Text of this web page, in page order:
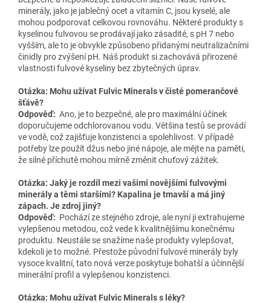
minerály, jako je jablečný ocet a vitamín C, jsou kyselé, ale
mohou podporovat celkovou rovnováhu. Některé produkty s
kyselinou fulvovou se prodávají jako zásadité, s pH 7 nebo
vyšším, ale to je obvykle způsobeno přidanými neutralizačními
činidly pro zvýšení pH. Náš produkt si zachovává přirozené
vlastnosti fulvové kyseliny bez zbytečných úprav.
Otázka: Mohu užívat Fulvic Minerals v čisté pomerančové
šťávě?
Odpověď: Ano, je to bezpečné, ale pro maximální účinek
doporučujeme odchlorovanou vodu. Většina testů se provádí
ve vodě, což zajišťuje konzistenci a spolehlivost. V případě
potřeby lze použít džus nebo jiné nápoje, ale mějte na paměti,
že silné příchutě mohou mírně změnit chuťový zážitek.
Otázka: Jaký je rozdíl mezi vašimi novějšími fulvovými
minerály a těmi staršími? Kapalina je tmavší a má jiný
zápach. Je zdroj jiný?
Odpověď: Pochází ze stejného zdroje, ale nyní ji extrahujeme
vylepšenou metodou, což vede k kvalitnějšímu konečnému
produktu. Neustále se snažíme naše produkty vylepšovat,
kdekoli je to možné. Přestože původní fulvové minerály byly
vysoce kvalitní, tato nová verze poskytuje bohatší a účinnější
minerální profil a vylepšenou konzistenci.
Otázka: Mohu užívat Fulvic Minerals s léky?